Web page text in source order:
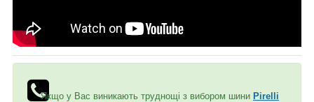
Якщо у Вас виникають труднощі з вибором шини Pirelli